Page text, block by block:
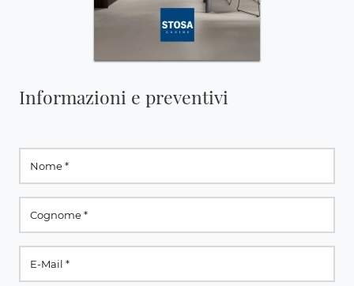
Informazioni e preventivi